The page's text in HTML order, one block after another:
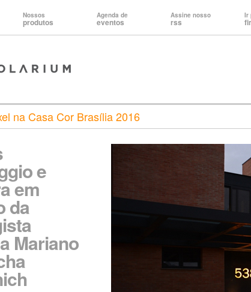
Nossos
produtos
Agenda de
eventos
Assine nosso
rss
Ir
na Casa Cor Brasília 2016
e
em
da
Mariano